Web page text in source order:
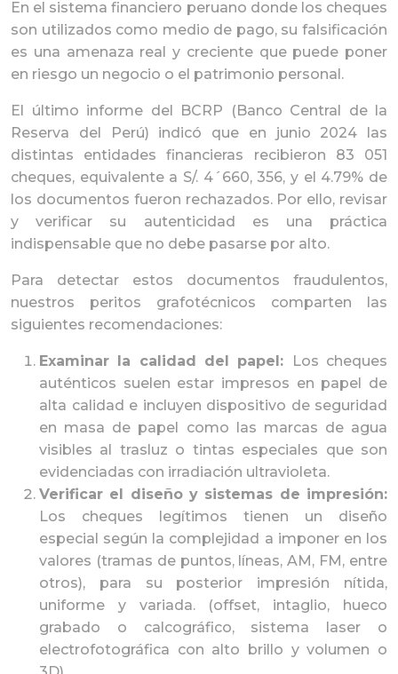
En el sistema financiero peruano donde los cheques
son utilizados como medio de pago, su falsificación
es una amenaza real y creciente que puede poner
en riesgo un negocio o el patrimonio personal.
El último informe del BCRP (Banco Central de la
Reserva del Perú) indicó que en junio 2024 las
distintas entidades financieras recibieron 83 051
cheques, equivalente a S/. 4´660, 356, y el 4.79% de
los documentos fueron rechazados. Por ello, revisar
y verificar su autenticidad es una práctica
indispensable que no debe pasarse por alto.
Para detectar estos documentos fraudulentos,
nuestros peritos grafotécnicos comparten las
siguientes recomendaciones:
Examinar la calidad del papel:
Los cheques
auténticos suelen estar impresos en papel de
alta calidad e incluyen dispositivo de seguridad
en masa de papel como las marcas de agua
visibles al trasluz o tintas especiales que son
evidenciadas con irradiación ultravioleta.
Verificar el diseño y sistemas de impresión:
Los cheques legítimos tienen un diseño
especial según la complejidad a imponer en los
valores (tramas de puntos, líneas, AM, FM, entre
otros), para su posterior impresión nítida,
uniforme y variada. (offset, intaglio, hueco
grabado o calcográfico, sistema laser o
electrofotográfica con alto brillo y volumen o